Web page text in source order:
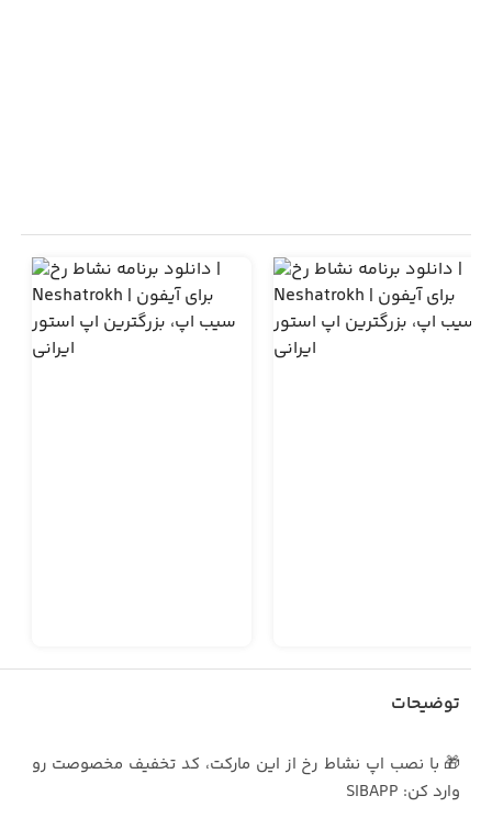
توضیحات
🎁 با نصب اپ نشاط رخ از این مارکت، کد تخفیف مخصوصت رو
وارد کن: SIBAPP